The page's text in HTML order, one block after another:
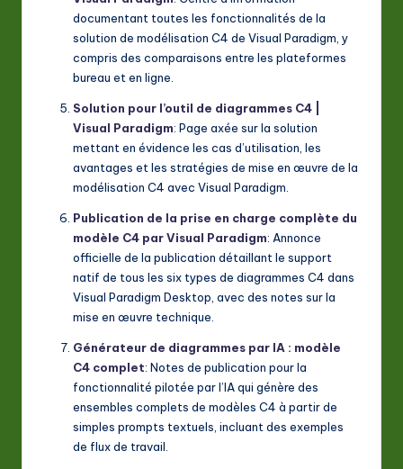
documentant toutes les fonctionnalités de la
solution de modélisation C4 de Visual Paradigm, y
compris des comparaisons entre les plateformes
bureau et en ligne.
Solution pour l’outil de diagrammes C4 |
Visual Paradigm: Page axée sur la solution
mettant en évidence les cas d’utilisation, les
avantages et les stratégies de mise en œuvre de la
modélisation C4 avec Visual Paradigm.
Publication de la prise en charge complète du
modèle C4 par Visual Paradigm: Annonce
officielle de la publication détaillant le support
natif de tous les six types de diagrammes C4 dans
Visual Paradigm Desktop, avec des notes sur la
mise en œuvre technique.
Générateur de diagrammes par IA : modèle
C4 complet: Notes de publication pour la
fonctionnalité pilotée par l’IA qui génère des
ensembles complets de modèles C4 à partir de
simples prompts textuels, incluant des exemples
de flux de travail.